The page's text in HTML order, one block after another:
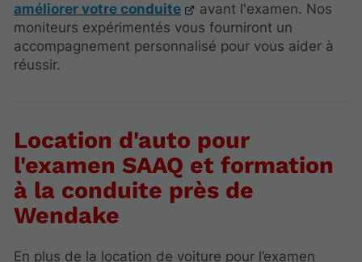
améliorer votre conduite
avant l'examen. Nos
moniteurs expérimentés vous fourniront un
accompagnement personnalisé pour vous aider à
réussir.
Location d'auto pour
l'examen SAAQ et formation
à la conduite près de
Wendake
En plus de la location de voiture pour l’examen